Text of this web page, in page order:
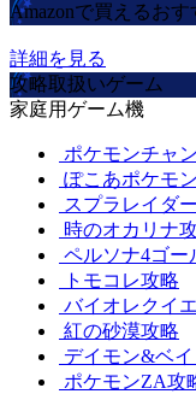
Amazonで買えるお
詳細を見る
攻略取扱いゲーム
家庭用ゲーム機
ポケモンチャ
ぽこあポケモ
スプラレイダ
時のオカリナ
ペルソナ4ゴー
トモコレ攻略
バイオレクイ
紅の砂漠攻略
デイモン&ベ
ポケモンZA攻